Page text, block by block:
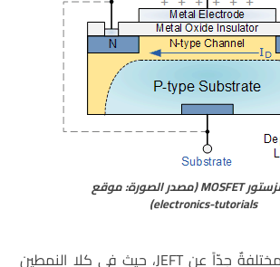
بنية ترانزستور MOSFET (مصدر الصورة: موقع
electronics-tutorials)
إنَّ بنية MOSFET مختلفةٌ جدّاً عن JEFT، حيث في كلا النمطين